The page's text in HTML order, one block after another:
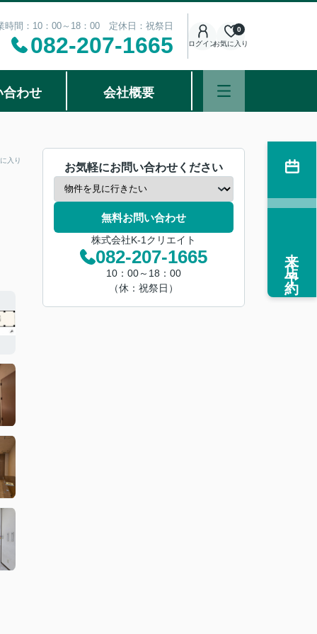
時間：10：00～18：00 定休日：祝祭日
082-207-1665 ログインお気に入り
0
合わせ 会社概要
入り
お気軽にお問い合わせください
無料お問い合わせ
株式会社K-1クリエイト
082-207-1665
10：00～18：00
（休：祝祭日）
来店予約